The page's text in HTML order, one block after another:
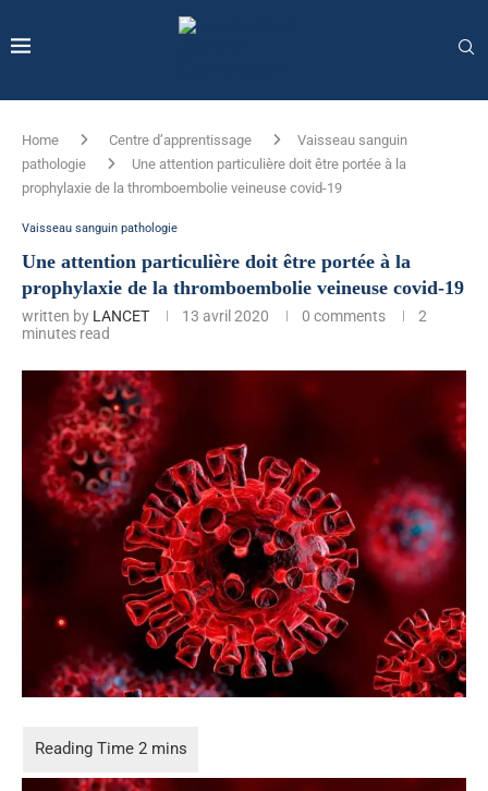
Home Centre d’apprentissage
Vaisseau sanguin
pathologie
Une attention particulière doit être portée à la
prophylaxie de la thromboembolie veineuse covid-19
Vaisseau sanguin pathologie
Une attention particulière doit être portée à la
prophylaxie de la thromboembolie veineuse covid-19
written by LANCET 13 avril 2020 0 comments
2
minutes read